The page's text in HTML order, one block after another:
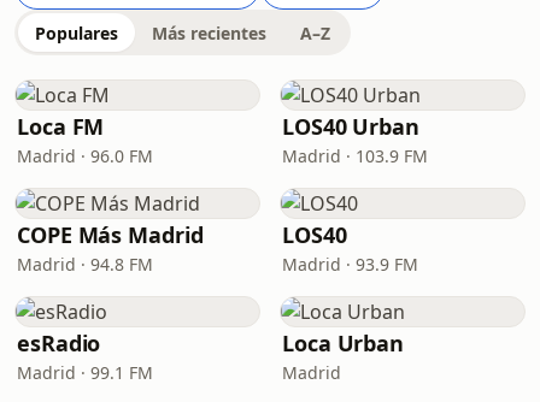
Populares Más recientes A–Z
Loca FM
Madrid · 96.0 FM
LOS40 Urban
Madrid · 103.9 FM
COPE Más Madrid
Madrid · 94.8 FM
LOS40
Madrid · 93.9 FM
esRadio
Madrid · 99.1 FM
Loca Urban
Madrid